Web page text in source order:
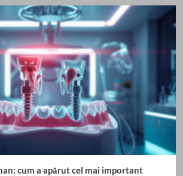
cum a apărut cel mai important